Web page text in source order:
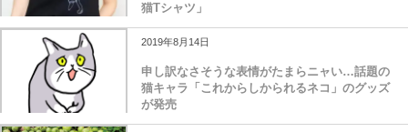
猫Tシャツ」
2019年8月14日
申し訳なさそうな表情がたまらニャい…話題の
猫キャラ「これからしかられるネコ」のグッズ
が発売